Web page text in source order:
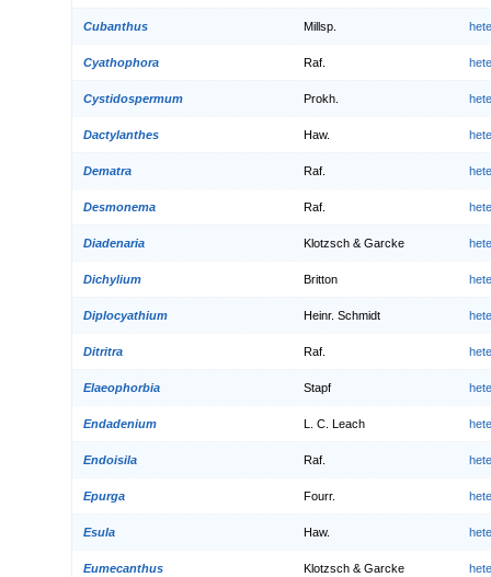
Cubanthus Millsp.
Cyathophora Raf.
Cystidospermum Prokh.
Dactylanthes Haw.
Dematra Raf.
Desmonema Raf.
Diadenaria Klotzsch & Garcke
Dichylium Britton
Diplocyathium Heinr. Schmidt
Ditritra Raf.
Elaeophorbia Stapf
Endadenium L. C. Leach
Endoisila Raf.
Epurga Fourr.
Esula Haw.
Eumecanthus Klotzsch & Garcke